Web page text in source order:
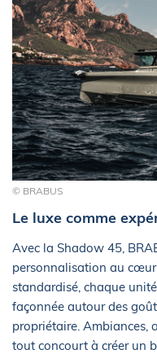
© BRABUS
Le luxe comme
Avec la Shadow 45,
personnalisation au cœur
standardisé, chaque
façonnée autour des
propriétaire. Ambiances,
tout concourt à créer un